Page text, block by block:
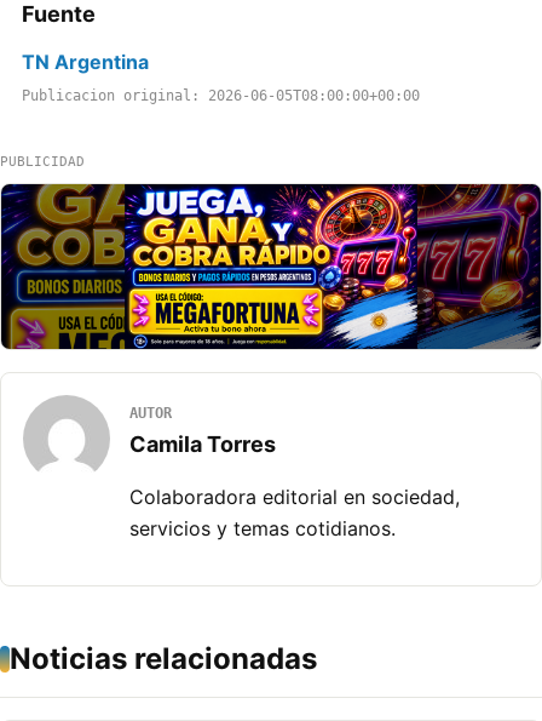
Fuente
TN Argentina
Publicacion original: 2026-06-05T08:00:00+00:00
PUBLICIDAD
AUTOR
Camila Torres
Colaboradora editorial en sociedad,
servicios y temas cotidianos.
Noticias relacionadas